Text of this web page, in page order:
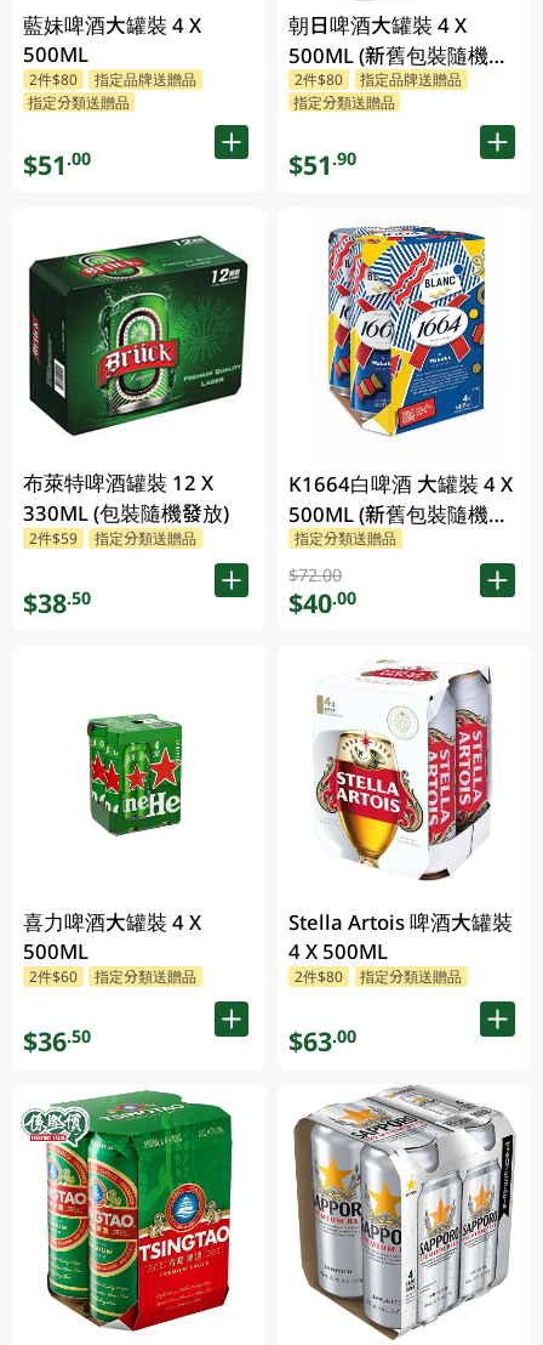
藍妹啤酒大罐裝 4 X
500ML
2件$80
指定品牌送贈品
指定分類送贈品
$51.00
布萊特啤酒罐裝 12 X
330ML (包裝隨機發放)
2件$59 指定分類送贈品
$38.50
喜力啤酒大罐裝 4 X
500ML
2件$60 指定分類送贈品
$36.50
朝日啤酒大罐裝 4 X
500ML (新舊包裝隨機發
貨)
2件$80
指定品牌送贈品
指定分類送贈品
$51.90
K1664白啤酒 大罐裝 4 X
500ML (新舊包裝隨機發
貨)
指定分類送贈品
$72.00
$40.00
Stella Artois 啤酒大罐裝
4 X 500ML
2件$80 指定分類送贈品
$63.00